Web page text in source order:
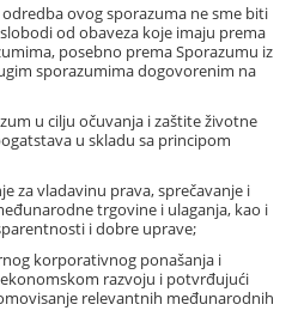
odredba ovog sporazuma ne sme biti
od obaveza koje imaju prema
posebno prema Sporazumu iz
sporazumima dogovorenim na
u cilju očuvanja i zaštite životne
u skladu sa principom
za vladavinu prava, sprečavanje i
trgovine i ulaganja, kao i
i dobre uprave;
korporativnog ponašanja i
razvoju i potvrđujući
relevantnih međunarodnih